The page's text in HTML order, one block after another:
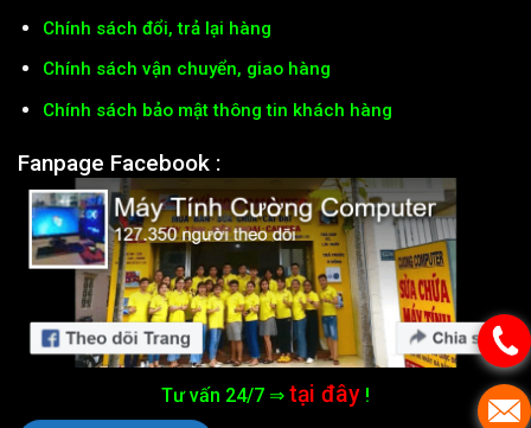
Chính sách đổi, trả lại hàng
Chính sách vận chuyển, giao hàng
Chính sách bảo mật thông tin khách hàng
Fanpage Facebook :
Tư vấn 24/7 ⇒ tại đây !